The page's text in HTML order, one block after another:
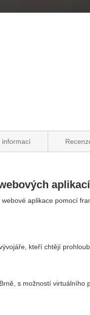
aplikace pomocí
kteří chtějí
s možností virtuálního
informací